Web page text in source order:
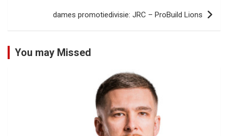
dames promotiedivisie: JRC – ProBuild Lions
You may Missed